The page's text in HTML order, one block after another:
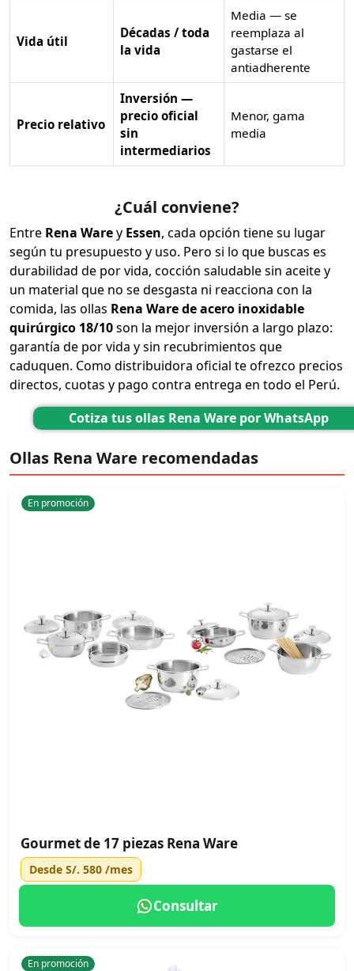
Vida útil
Décadas / toda
la vida
Media — se
reemplaza al
gastarse el
antiadherente
Precio relativo
Inversión —
precio oficial
sin
intermediarios
Menor, gama
media
¿Cuál conviene?
Entre Rena Warey Essen, cada opción tiene su lugar
según tu presupuesto y uso. Pero si lo que buscas es
durabilidad de por vida, cocción saludable sin aceite y
un material que no se desgasta ni reacciona con la
comida, las ollas Rena Ware de acero inoxidable
quirúrgico 18/10son la mejor inversión a largo plazo:
garantía de por vida y sin recubrimientos que
caduquen. Como distribuidora oficial te ofrezco precios
directos, cuotas y pago contra entrega en todo el Perú.
Cotiza tus ollas Rena Ware por WhatsApp
Ollas Rena Ware recomendadas
En promoción
Gourmet de 17 piezas Rena Ware
Desde S/. 580 /mes
Consultar
En promoción